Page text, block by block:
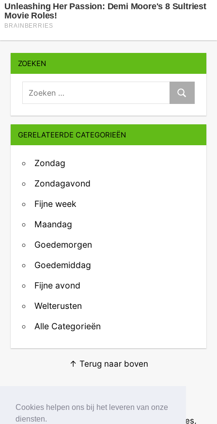
Cookies helpen ons bij het leveren van onze
diensten.
ZOEKEN
zoeken:
Zoeken
GERELATEERDE CATEGORIEËN
Zondag
Zondagavond
Fijne week
Maandag
Goedemorgen
Goedemiddag
Fijne avond
Welterusten
Alle Categorieën
↑ Terug naar boven
© 2026 · Plaatjes, animaties,